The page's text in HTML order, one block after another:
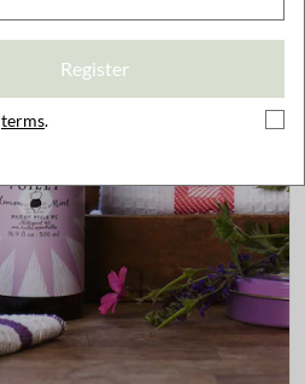
Register
terms.